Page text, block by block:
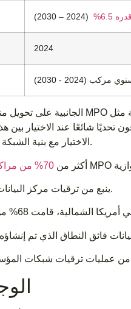
(2024 – 2030)
2024
(2024 - 2030)
تحديًا شائعًا عند الاختيار
الاختيار مع بنية الشبكة المحددة وأهداف قابلية التوسع وقيود الميزانية.
أكثر من 70% من مراكز البيانات واسعة النطاق
أكثر من 65% من إجمالي طلب MPO ينبع من ترقيات مركز البيانات.